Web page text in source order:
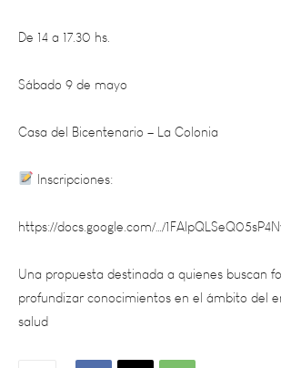
Sábado 9 de mayo
Casa del Bicentenario – La Colonia
Inscripciones:
https://docs.google.com/…/
Una propuesta destinada a quienes
profundizar conocimientos en el ámbito del
salud